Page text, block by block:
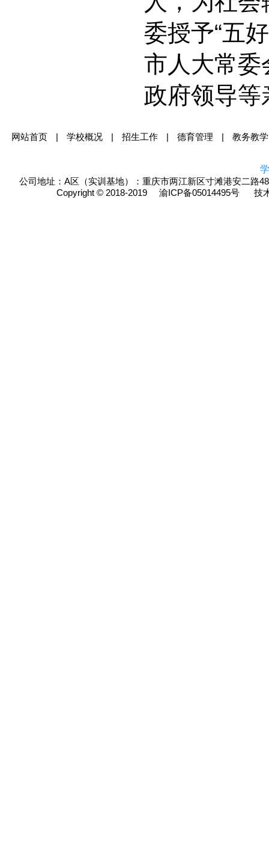
委授予“五
市人大常委
政府领导
网站首页 | 学校概况 | 招生工作 | 德育管理 | 教务教学
公司地址：A区（实训基地）：重庆市两江新区寸滩港安二路
Copyright © 2018-2019 渝ICP备05014495号技术